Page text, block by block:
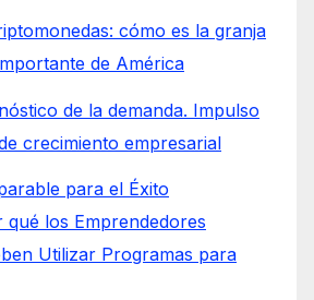
cómo es la granja
de América
de la demanda. Impulso
crecimiento empresarial
para el Éxito
qué los Emprendedores
Utilizar Programas para